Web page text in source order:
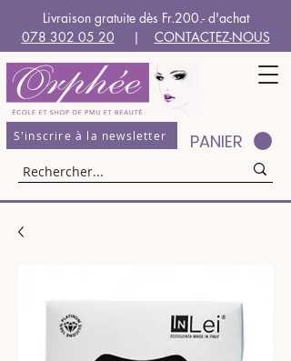
Livraison gratuite dès Fr.200.- d'achat
078 302 05 20 | CONTACTEZ-NOUS
S'inscrire à la newsletter PANIER